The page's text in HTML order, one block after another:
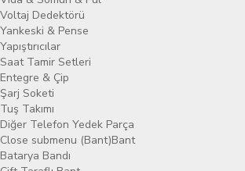
Voltaj Dedektörü
Yankeski & Pense
Yapıştırıcılar
Saat Tamir Setleri
Entegre & Çip
Şarj Soketi
Tuş Takımı
Diğer Telefon Yedek Parça
Close submenu (Bant)Bant
Batarya Bandı